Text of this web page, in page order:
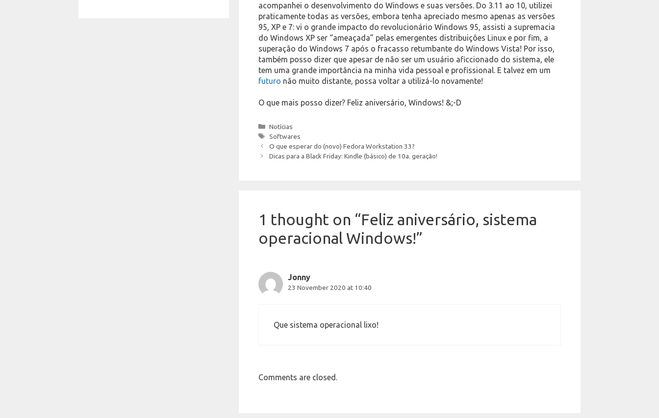
acompanhei o desenvolvimento do Windows e suas versões. Do 3.11 ao 10, utilizei
praticamente todas as versões, embora tenha apreciado mesmo apenas as versões
95, XP e 7: vi o grande impacto do revolucionário Windows 95, assisti a supremacia
do Windows XP ser “ameaçada” pelas emergentes distribuições Linux e por fim, a
superação do Windows 7 após o fracasso retumbante do Windows Vista! Por isso,
também posso dizer que apesar de não ser um usuário aficcionado do sistema, ele
tem uma grande importância na minha vida pessoal e profissional. E talvez em um
futuro não muito distante, possa voltar a utilizá-lo novamente!
O que mais posso dizer? Feliz aniversário, Windows! &;-D
Categories
Notícias
Tags
Softwares
O que esperar do (novo) Fedora Workstation 33?
Dicas para a Black Friday: Kindle (básico) de 10a. geração!
1 thought on “Feliz aniversário, sistema
operacional Windows!”
Jonny
23 November 2020 at 10:40
Que sistema operacional lixo!
Comments are closed.